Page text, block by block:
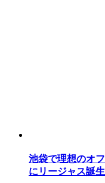
池袋で理想のオ
にリージャス誕生